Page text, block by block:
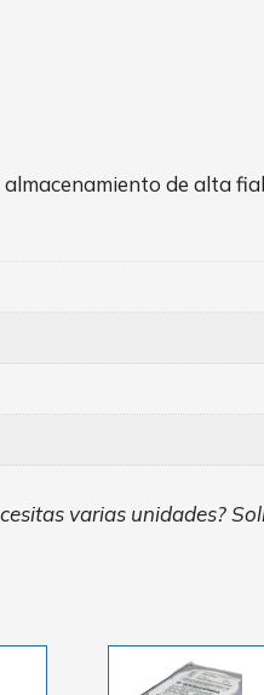
de alta
varias unidades?